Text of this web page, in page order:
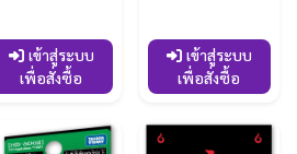
เข้าสู่ระบบ
เพื่อสั่งซื้อ
เข้าสู่ระบบ
เพื่อสั่งซื้อ